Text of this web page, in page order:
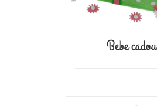
Bebe cadou